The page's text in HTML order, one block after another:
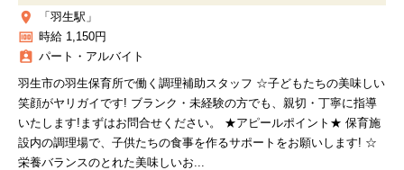
place 「羽生駅」
money 時給 1,150円
assignment_ind パート・アルバイト
羽生市の羽生保育所で働く調理補助スタッフ ☆子どもたちの美味しい
笑顔がヤリガイです! ブランク・未経験の方でも、親切・丁寧に指導
いたします!まずはお問合せください。 ★アピールポイント★ 保育施
設内の調理場で、子供たちの食事を作るサポートをお願いします! ☆
栄養バランスのとれた美味しいお...